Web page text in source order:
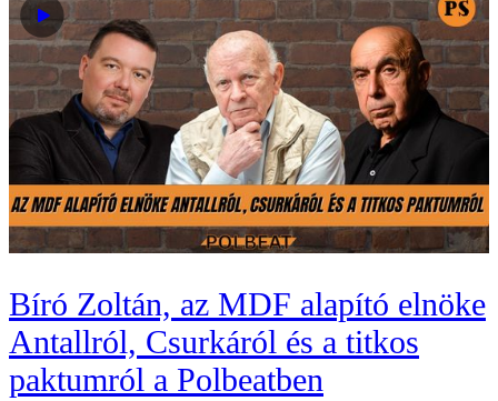
Bíró Zoltán, az MDF alapító elnöke
Antallról, Csurkáról és a titkos
paktumról a Polbeatben